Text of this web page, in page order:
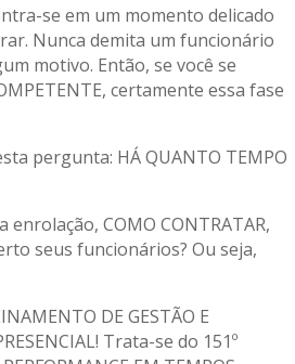
se em um momento delicado
Nunca demita um funcionário
motivo. Então, se você se
certamente essa fase
pergunta: HÁ QUANTO TEMPO
COMO CONTRATAR,
seus funcionários? Ou seja,
DE GESTÃO E
Trata-se do 151º